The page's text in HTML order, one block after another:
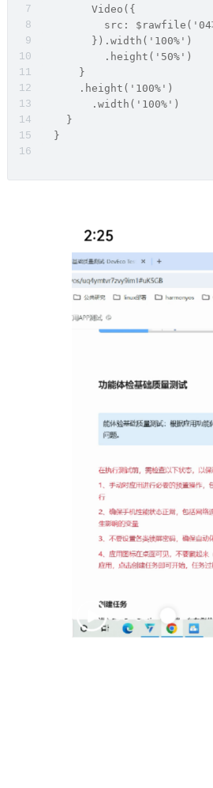
        Video({
src: $rawfile('04
        }).width('100%')
          .height('50%')
      }
      .height('100%')
        .width('100%')
    }
  }